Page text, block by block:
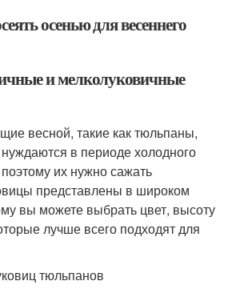
осенью для весеннего
и мелколуковичные
весной, такие как тюльпаны,
в периоде холодного
их нужно сажать
представлены в широком
вы можете выбрать цвет, высоту
лучше всего подходят для
тюльпанов